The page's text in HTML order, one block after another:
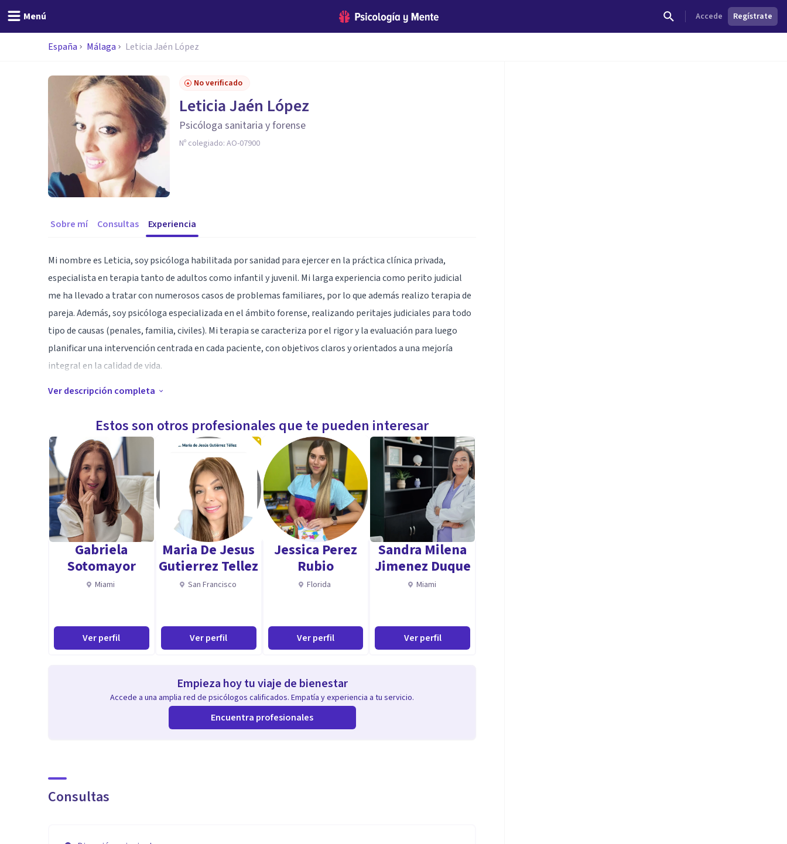
Menú Accede Regístrate
España Málaga Leticia Jaén López
No verificado
Leticia Jaén López
Psicóloga sanitaria y forense
Nº colegiado: AO-07900
Sobre mí Consultas Experiencia
Mi nombre es Leticia, soy psicóloga habilitada por sanidad para ejercer en la práctica clínica privada,
especialista en terapia tanto de adultos como infantil y juvenil. Mi larga experiencia como perito judicial
me ha llevado a tratar con numerosos casos de problemas familiares, por lo que además realizo terapia de
pareja. Además, soy psicóloga especializada en el ámbito forense, realizando peritajes judiciales para todo
tipo de causas (penales, familia, civiles). Mi terapia se caracteriza por el rigor y la evaluación para luego
planificar una intervención centrada en cada paciente, con objetivos claros y orientados a una mejoría
integral en la calidad de vida.
Especialidad
de cara a obtener mejorías.
Aptitudes
Psicologia sanitaria adultos, infantil, juvenil (adolescentes), terapia familiar, terapia de pareja, psicología
jurídica y mediación familiar.
Ver descripción completa
Estos son otros profesionales que te pueden interesar
Gabriela
Sotomayor
Miami
Ver perfil
Maria De Jesus
Gutierrez Tellez
San Francisco
Ver perfil
Jessica Perez
Rubio
Florida
Ver perfil
Sandra Milena
Jimenez Duque
Miami
Ver perfil
Empieza hoy tu viaje de bienestar
Accede a una amplia red de psicólogos calificados. Empatía y experiencia a tu servicio.
Encuentra profesionales
Consultas